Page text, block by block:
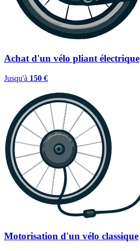
Achat d'un vélo pliant électrique
Jusqu'à 150 €
Motorisation d'un vélo classique